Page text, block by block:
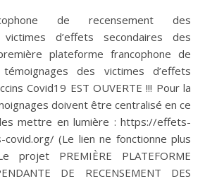
d’effets secondaires des
plateforme francophone de
des victimes d’effets
Covid19 EST OUVERTE !!! Pour la
doivent être centralisé en ce
mettre en lumière : https://effets-
covid.org/ (Le lien ne fonctionne plus
projet PREMIÈRE PLATEFORME
DE RECENSEMENT DES